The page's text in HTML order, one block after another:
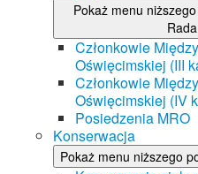
Pokaż menu
Członkowie
Oświęcimskiej (III
Członkowie
Oświęcimskiej (IV
Posiedzenia MRO
Konserwacja
Pokaż menu niższego